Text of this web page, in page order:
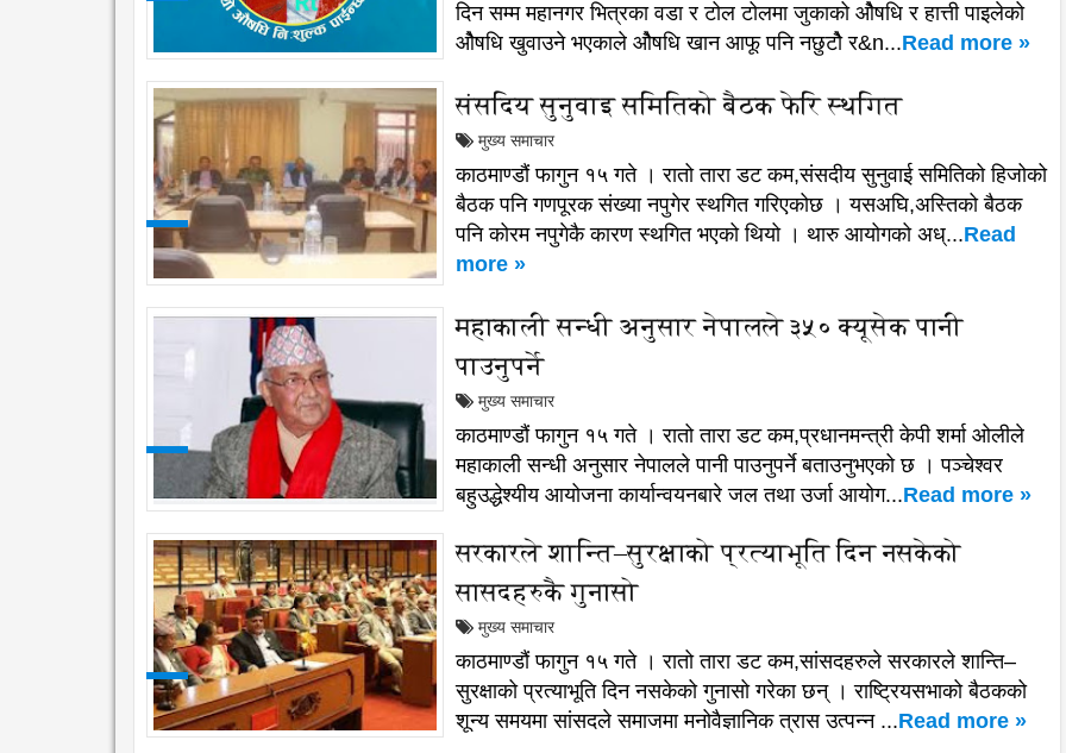
दिन सम्म महानगर भित्रका वडा र टोल टोलमा जुकाको ओैषधि र हात्ती पाइलेको
ओैषधि खुवाउने भएकाले ओैषधि खान आफू पनि नछुटोै र&n...Read more »
संसदिय सुनुवाइ समितिको बैठक फेरि स्थगित
मुख्य समाचार
काठमाण्डौं फागुन १५ गते । रातो तारा डट कम,संसदीय सुनुवाई समितिको हिजोको
बैठक पनि गणपूरक संख्या नपुगेर स्थगित गरिएकोछ । यसअघि,अस्तिको बैठक
पनि कोरम नपुगेकै कारण स्थगित भएको थियो । थारु आयोगको अध्...Read
more »
महाकाली सन्धी अनुसार नेपालले ३५० क्यूसेक पानी
पाउनुपर्ने
मुख्य समाचार
काठमाण्डौं फागुन १५ गते । रातो तारा डट कम,प्रधानमन्त्री केपी शर्मा ओलीले
महाकाली सन्धी अनुसार नेपालले पानी पाउनुपर्ने बताउनुभएको छ । पञ्चेश्वर
बहुउद्धेश्यीय आयोजना कार्यान्वयनबारे जल तथा उर्जा आयोग...Read more »
सरकारले शान्ति–सुरक्षाको प्रत्याभूति दिन नसकेको
सासदहरुकै गुनासो
मुख्य समाचार
काठमाण्डौं फागुन १५ गते । रातो तारा डट कम,सांसदहरुले सरकारले शान्ति–
सुरक्षाको प्रत्याभूति दिन नसकेको गुनासो गरेका छन् । राष्ट्रियसभाको बैठकको
शून्य समयमा सांसदले समाजमा मनोवैज्ञानिक त्रास उत्पन्न ...Read more »